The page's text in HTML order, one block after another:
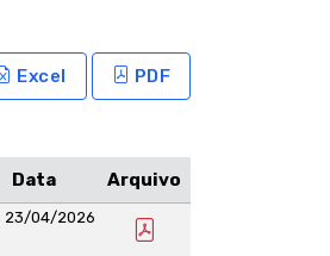
Excel PDF
Data Arquivo
23/04/2026